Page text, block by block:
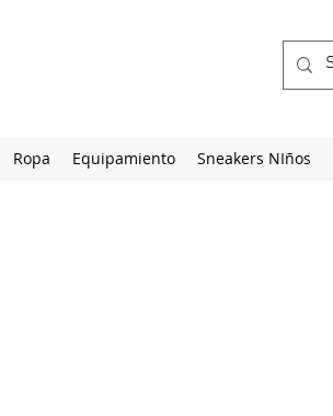
Ropa Equipamiento Sneakers NIños